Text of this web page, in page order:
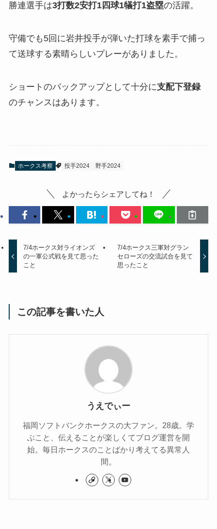
勝連選手は3打数2安打1四球1犠打1盗塁の活躍。
守備でも5回に岩井投手が弾いた打球を素手で捕っ
て送球する素晴らしいプレーがありました。
ショートのバックアップとして十分に支配下登録
のチャンスはあります。
ホークス考察 投手2024 野手2024
よかったらシェアしてね！
7/4ホークス対ライオンズ
の一軍公式戦を見て思った
こと
7/4ホークス三軍対グラン
セローズの交流試合を見て
思ったこと
この記事を書いた人
うえでぃー
福岡ソフトバンクホークスの大ファン。28歳。学
ぶこと、伝えることが楽しくてブログ運営を開
始。毎日ホークスのことばかり考えてる異常人
間。